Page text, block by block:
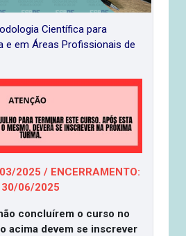
Científica para
e em Áreas Profissionais de
2025 / ENCERRAMENTO:
30/06/2025
concluírem o curso no
acima devem se inscrever